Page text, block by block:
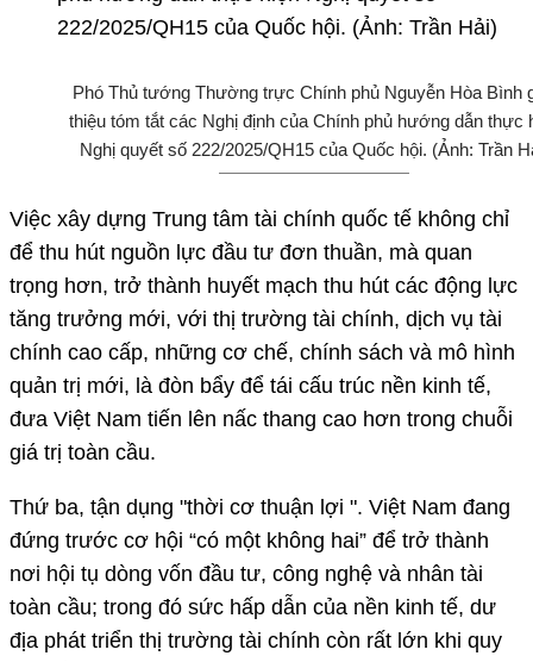
Phó Thủ tướng Thường trực Chính phủ Nguyễn Hòa Bình
thiệu tóm tắt các Nghị định của Chính phủ hướng dẫn thực
Nghị quyết số 222/2025/QH15 của Quốc hội. (Ảnh: Trần
Việc xây dựng Trung tâm tài chính quốc tế không chỉ
để thu hút nguồn lực đầu tư đơn thuần, mà quan
trọng hơn, trở thành huyết mạch thu hút các động lực
tăng trưởng mới, với thị trường tài chính, dịch vụ tài
chính cao cấp, những cơ chế, chính sách và mô hình
quản trị mới, là đòn bẩy để tái cấu trúc nền kinh tế,
đưa Việt Nam tiến lên nấc thang cao hơn trong chuỗi
giá trị toàn cầu.
Thứ ba, tận dụng "thời cơ thuận lợi ". Việt Nam đang
đứng trước cơ hội “có một không hai” để trở thành
nơi hội tụ dòng vốn đầu tư, công nghệ và nhân tài
toàn cầu; trong đó sức hấp dẫn của nền kinh tế, dư
địa phát triển thị trường tài chính còn rất lớn khi quy